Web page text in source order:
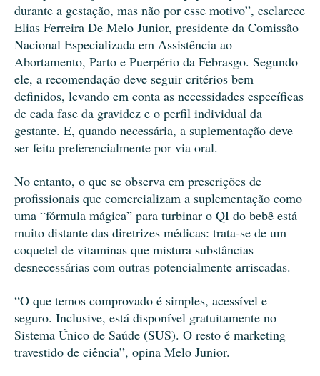
durante a gestação, mas não por esse motivo”, esclarece
Elias Ferreira De Melo Junior, presidente da Comissão
Nacional Especializada em Assistência ao
Abortamento, Parto e Puerpério da Febrasgo. Segundo
ele, a recomendação deve seguir critérios bem
definidos, levando em conta as necessidades específicas
de cada fase da gravidez e o perfil individual da
gestante. E, quando necessária, a suplementação deve
ser feita preferencialmente por via oral.
No entanto, o que se observa em prescrições de
profissionais que comercializam a suplementação como
uma “fórmula mágica” para turbinar o QI do bebê está
muito distante das diretrizes médicas: trata-se de um
coquetel de vitaminas que mistura substâncias
desnecessárias com outras potencialmente arriscadas.
“O que temos comprovado é simples, acessível e
seguro. Inclusive, está disponível gratuitamente no
Sistema Único de Saúde (SUS). O resto é marketing
travestido de ciência”, opina Melo Junior.